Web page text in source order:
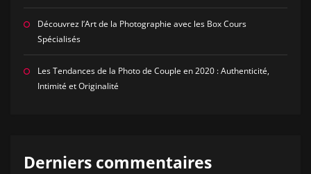
Découvrez l’Art de la Photographie avec les Box Cours
Spécialisés
Les Tendances de la Photo de Couple en 2020 : Authenticité,
Intimité et Originalité
Derniers commentaires